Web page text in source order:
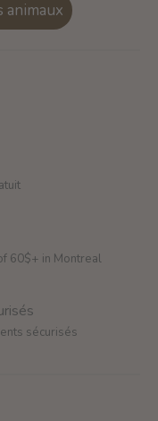
animaux
60$+ in Montreal
sécurisés